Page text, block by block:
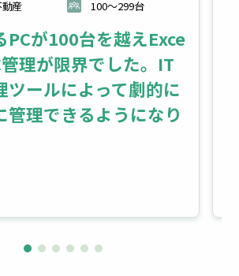
産 100～299台
PCが100台を越えExce
理が限界でした。IT
ツールによって劇的に
管理できるようになり